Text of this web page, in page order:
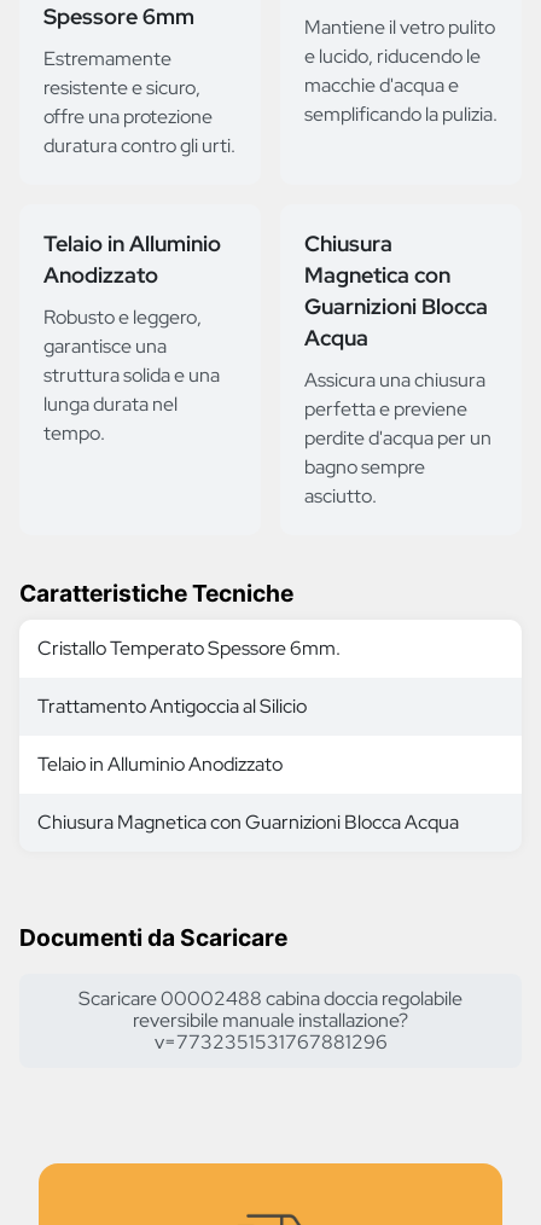
Spessore 6mm
Estremamente
resistente e sicuro,
offre una protezione
duratura contro gli urti.
Mantiene il vetro pulito
e lucido, riducendo le
macchie d'acqua e
semplificando la pulizia.
Telaio in Alluminio
Anodizzato
Robusto e leggero,
garantisce una
struttura solida e una
lunga durata nel
tempo.
Chiusura
Magnetica con
Guarnizioni Blocca
Acqua
Assicura una chiusura
perfetta e previene
perdite d'acqua per un
bagno sempre
asciutto.
Caratteristiche Tecniche
Cristallo Temperato Spessore 6mm.
Trattamento Antigoccia al Silicio
Telaio in Alluminio Anodizzato
Chiusura Magnetica con Guarnizioni Blocca Acqua
Documenti da Scaricare
Scaricare 00002488 cabina doccia regolabile
reversibile manuale installazione?
v=7732351531767881296